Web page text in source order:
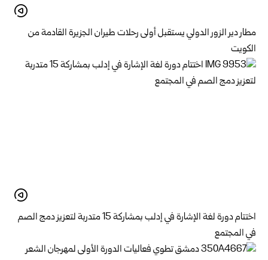
مطار دير الزور الدولي يستقبل أولى رحلات طيران الجزيرة ‏القادمة من
الكويت
اختتام دورة لغة الإشارة في إدلب بمشاركة 15 متدربة لتعزيز دمج الصم
في المجتمع